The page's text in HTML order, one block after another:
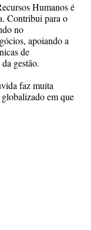
Humanos é
Contribui para o
no
apoiando a
de
gestão.
faz muita
em que